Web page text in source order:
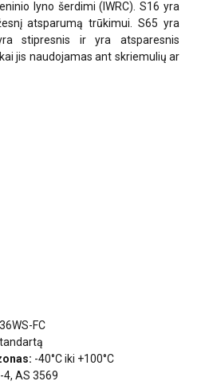
lyno šerdimi (IWRC). S16 yra
atsparumą trūkimui. S65 yra
stipresnis ir yra atsparesnis
jis naudojamas ant skriemulių ar
FC
-40°C iki +100°C
4, AS 3569